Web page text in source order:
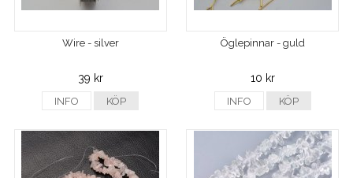
Wire - silver
39 kr
INFO KÖP
Öglepinnar - guld
10 kr
INFO KÖP